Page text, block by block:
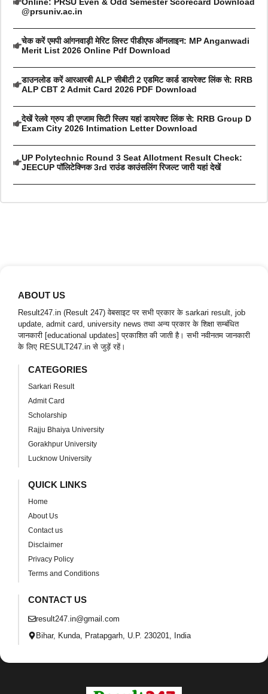
@prsuniv.ac.in
चेक करें एमपी आंगनवाड़ी मेरिट लिस्ट पीडीएफ ऑनलाइन: MP Anganwadi
Merit List 2026 Online Pdf Download
डाउनलोड करें आरआरबी ALP सीबीटी 2 एडमिट कार्ड डायरेक्ट लिंक से: RRB
ALP CBT 2 Admit Card 2026 PDF Download
देखें रेलवे ग्रुप डी एग्जाम सिटी स्लिप यहां डायरेक्ट लिंक से: RRB Group D
Exam City 2026 Intimation Letter Download
UP Polytechnic Round 3 Seat Allotment Result Check:
JEECUP पॉलिटेक्निक 3rd राउंड काउंसलिंग रिजल्ट जारी यहां देखें
ABOUT US
Result247.in (Result 247) वेबसाइट पर सभी प्रकार के sarkari result, job
update, admit card, university news तथा अन्य प्रकार के शिक्षा सम्बंधित
जानकारी [educational updates] प्रकाशित की जाती है। सभी नवीनतम जानकारी
के लिए RESULT247.in से जुड़ें रहें।
CATEGORIES
Sarkari Result
Admit Card
Scholarship
Rajju Bhaiya University
Gorakhpur University
Lucknow University
QUICK LINKS
Home
About Us
Contact us
Disclaimer
Privacy Policy
Terms and Conditions
CONTACT US
result247.in@gmail.com
Bihar, Kunda, Pratapgarh, U.P. 230201, India